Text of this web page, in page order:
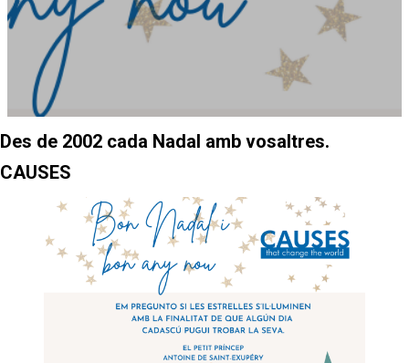
Des de 2002 cada Nadal amb vosaltres.
CAUSES